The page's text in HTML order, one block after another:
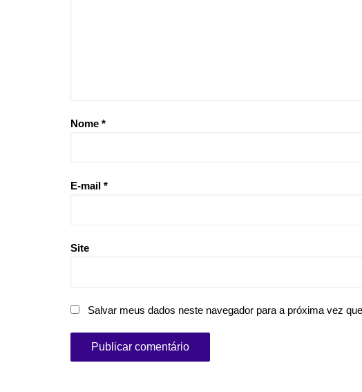
Nome *
E-mail *
Site
Salvar meus dados neste navegador para a próxima vez